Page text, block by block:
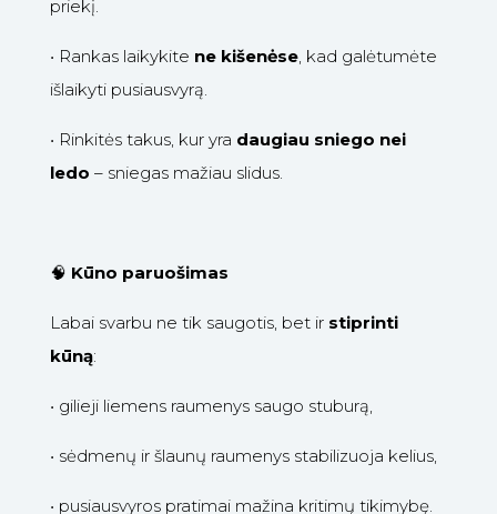
priekį.
• Rankas laikykite ne kišenėse, kad galėtumėte
išlaikyti pusiausvyrą.
• Rinkitės takus, kur yra daugiau sniego nei
ledo – sniegas mažiau slidus.
🧠 Kūno paruošimas
Labai svarbu ne tik saugotis, bet ir stiprinti
kūną:
• gilieji liemens raumenys saugo stuburą,
• sėdmenų ir šlaunų raumenys stabilizuoja kelius,
• pusiausvyros pratimai mažina kritimų tikimybę.